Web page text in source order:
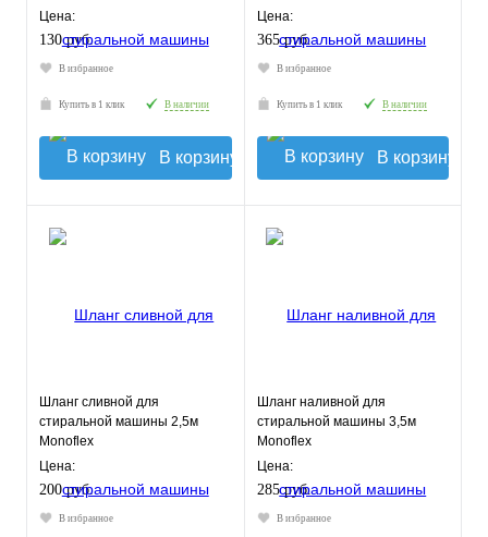
Цена:
130 руб.
В избранное
Купить в 1 клик В наличии
В корзину
Цена:
365 руб.
В избранное
Купить в 1 клик В наличии
В корзину
Шланг сливной для
стиральной машины 2,5м
Monoflex
Цена:
200 руб.
В избранное
Шланг наливной для
стиральной машины 3,5м
Monoflex
Цена:
285 руб.
В избранное